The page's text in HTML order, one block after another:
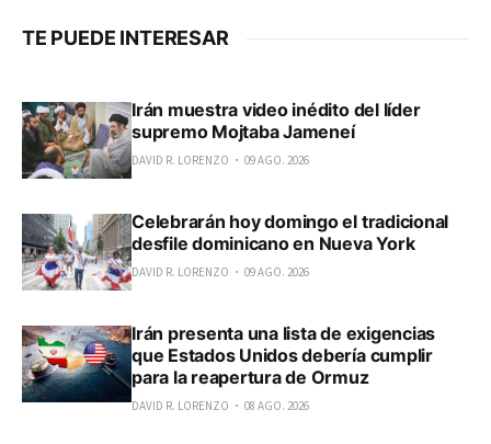
TE PUEDE INTERESAR
Irán muestra video inédito del líder
supremo Mojtaba Jameneí
DAVID R. LORENZO 09 AGO. 2026
Celebrarán hoy domingo el tradicional
desfile dominicano en Nueva York
DAVID R. LORENZO 09 AGO. 2026
Irán presenta una lista de exigencias
que Estados Unidos debería cumplir
para la reapertura de Ormuz
DAVID R. LORENZO 08 AGO. 2026